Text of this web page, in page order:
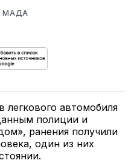
МАДА
автомобиля
полиции и
ранения получили
один из них